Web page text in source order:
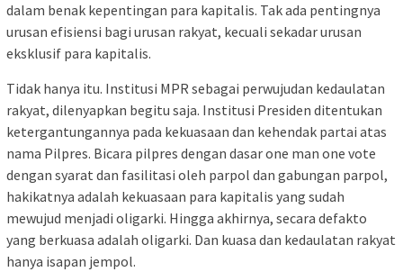
dalam benak kepentingan para kapitalis. Tak ada pentingnya
urusan efisiensi bagi urusan rakyat, kecuali sekadar urusan
eksklusif para kapitalis.
Tidak hanya itu. Institusi MPR sebagai perwujudan kedaulatan
rakyat, dilenyapkan begitu saja. Institusi Presiden ditentukan
ketergantungannya pada kekuasaan dan kehendak partai atas
nama Pilpres. Bicara pilpres dengan dasar one man one vote
dengan syarat dan fasilitasi oleh parpol dan gabungan parpol,
hakikatnya adalah kekuasaan para kapitalis yang sudah
mewujud menjadi oligarki. Hingga akhirnya, secara defakto
yang berkuasa adalah oligarki. Dan kuasa dan kedaulatan rakyat
hanya isapan jempol.